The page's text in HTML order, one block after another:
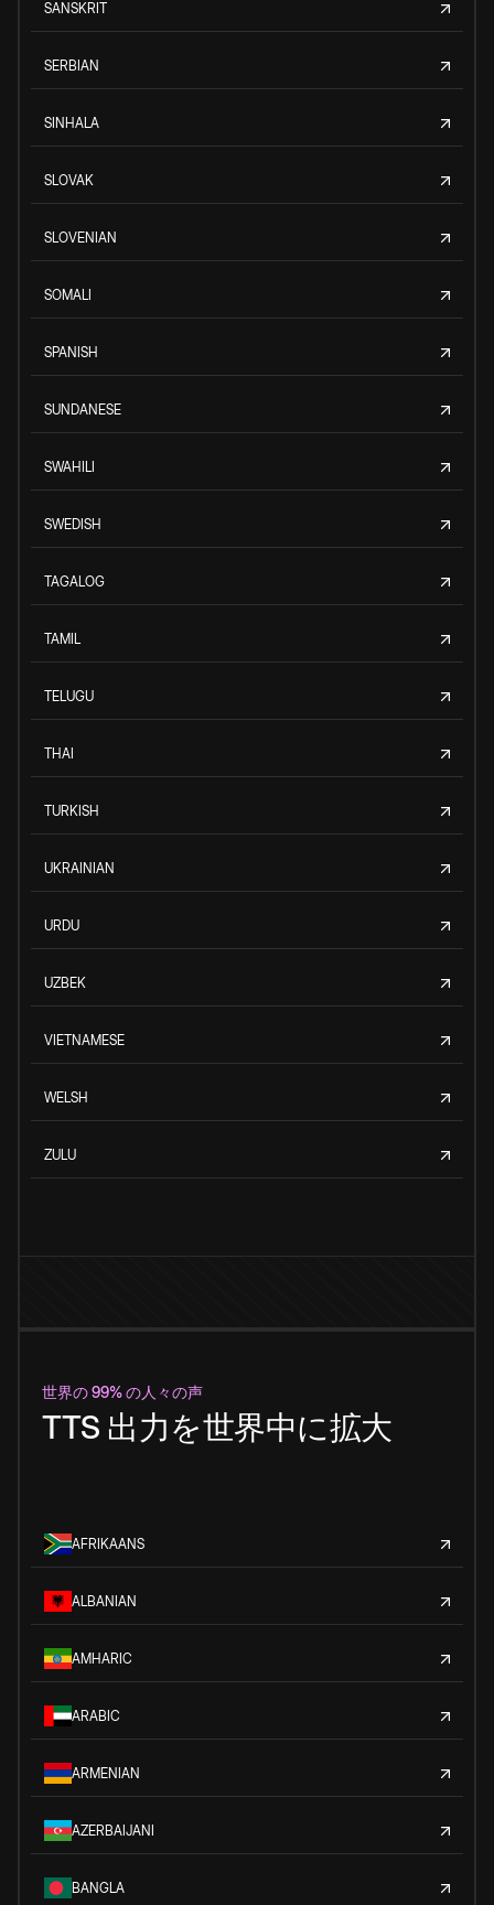
SANSKRIT
SERBIAN
SINHALA
SLOVAK
SLOVENIAN
SOMALI
SPANISH
SUNDANESE
SWAHILI
SWEDISH
TAGALOG
TAMIL
TELUGU
THAI
TURKISH
UKRAINIAN
URDU
UZBEK
VIETNAMESE
WELSH
ZULU
世界の 99% の人々の声
TTS 出力を世界中に拡大
AFRIKAANS
ALBANIAN
AMHARIC
ARABIC
ARMENIAN
AZERBAIJANI
BANGLA